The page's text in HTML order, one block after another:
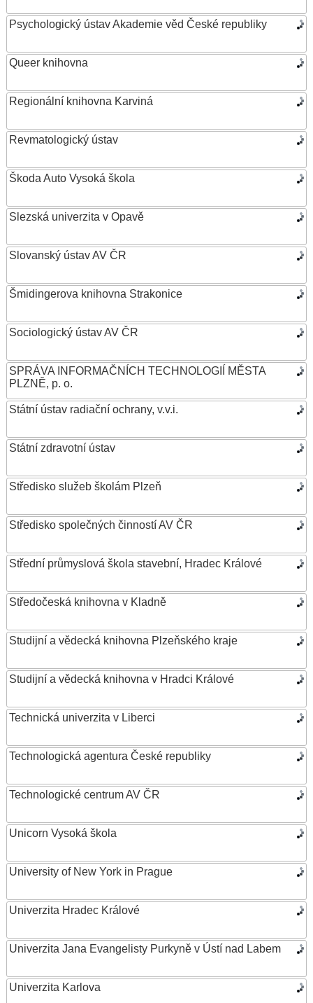
Psychologický ústav Akademie věd České republiky
Queer knihovna
Regionální knihovna Karviná
Revmatologický ústav
Škoda Auto Vysoká škola
Slezská univerzita v Opavě
Slovanský ústav AV ČR
Šmidingerova knihovna Strakonice
Sociologický ústav AV ČR
SPRÁVA INFORMAČNÍCH TECHNOLOGIÍ MĚSTA
PLZNĚ, p. o.
Státní ústav radiační ochrany, v.v.i.
Státní zdravotní ústav
Středisko služeb školám Plzeň
Středisko společných činností AV ČR
Střední průmyslová škola stavební, Hradec Králové
Středočeská knihovna v Kladně
Studijní a vědecká knihovna Plzeňského kraje
Studijní a vědecká knihovna v Hradci Králové
Technická univerzita v Liberci
Technologická agentura České republiky
Technologické centrum AV ČR
Unicorn Vysoká škola
University of New York in Prague
Univerzita Hradec Králové
Univerzita Jana Evangelisty Purkyně v Ústí nad Labem
Univerzita Karlova